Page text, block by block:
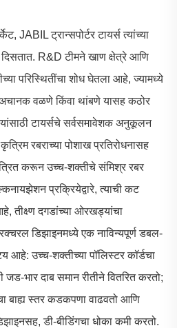
JABIL ट्रान्सपोर्टर टायर्स त्यांच्या
R&D टीमने खाण क्षेत्रे आणि
परिस्थितींचा शोध घेतला आहे, ज्यामध्ये
वळणे किंवा थांबणे यासह कठोर
टायर्सचे सर्वसमावेशक अनुकूलन
रबराच्या पोशाख प्रतिरोधनासह
करून उच्च-शक्तीचे संमिश्र रबर
प्रक्रियेद्वारे, त्याची कट
तीक्ष्ण दगडांच्या ओरखड्यांचा
डिझाइनमध्ये एक नाविन्यपूर्ण डबल-
आहे: उच्च-शक्तीच्या पॉलिस्टर कॉर्डचा
भार दाब समान रीतीने वितरित करतो;
स्तर कडकपणा वाढवतो आणि
डी-बीडिंगचा धोका कमी करतो.